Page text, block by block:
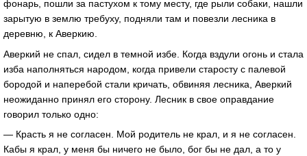
фонарь, пошли за пастухом к тому месту, где рыли собаки, нашли
зарытую в землю требуху, подняли там и повезли лесника в
деревню, к Аверкию.
Аверкий не спал, сидел в темной избе. Когда вздули огонь и стала
изба наполняться народом, когда привели старосту с палевой
бородой и наперебой стали кричать, обвиняя лесника, Аверкий
неожиданно принял его сторону. Лесник в свое оправдание
говорил только одно:
— Красть я не согласен. Мой родитель не крал, и я не согласен.
Кабы я крал, у меня бы ничего не было, бог бы не дал, а то у